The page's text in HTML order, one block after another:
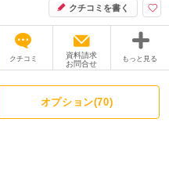
クチコミを書く
クチコミ
資料請求
お問合せ
もっと見る
フォトグラファー
ムービー
オプション(70)